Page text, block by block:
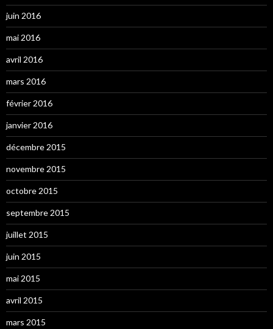
juin 2016
mai 2016
avril 2016
mars 2016
février 2016
janvier 2016
décembre 2015
novembre 2015
octobre 2015
septembre 2015
juillet 2015
juin 2015
mai 2015
avril 2015
mars 2015